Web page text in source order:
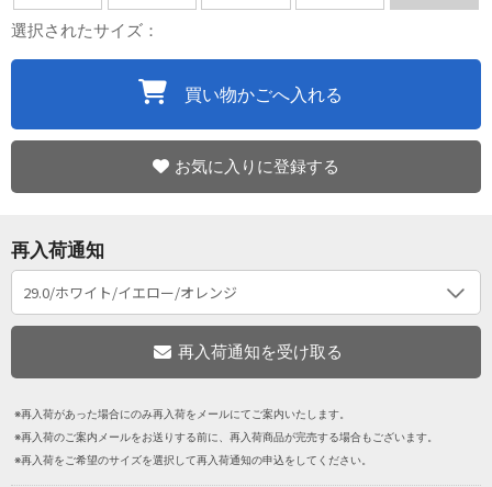
選択されたサイズ：
買い物かごへ入れる
お気に入りに登録する
再入荷通知
※再入荷があった場合にのみ再入荷をメールにてご案内いたします。
※再入荷のご案内メールをお送りする前に、再入荷商品が完売する場合もございます。
※再入荷をご希望のサイズを選択して再入荷通知の申込をしてください。